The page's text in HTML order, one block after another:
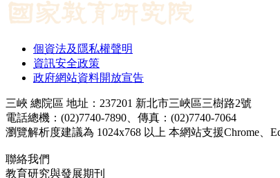
個資法及隱私權聲明
資訊安全政策
政府網站資料開放宣告
三峽 總院區 地址：237201 新北市三峽區三樹路2號
電話總機：(02)7740-7890、傳真：(02)7740-7064
瀏覽解析度建議為 1024x768 以上 本網站支援Chrome、
聯絡我們
教育研究與發展期刊